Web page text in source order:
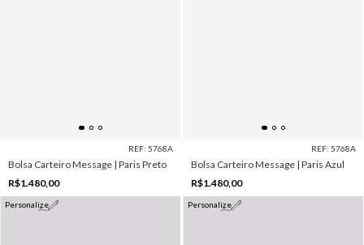
REF: 5768A
Bolsa Carteiro Message | Paris Preto
R$1.480,00
REF: 5768A
Bolsa Carteiro Message | Paris Azul
R$1.480,00
Personalize Personalize